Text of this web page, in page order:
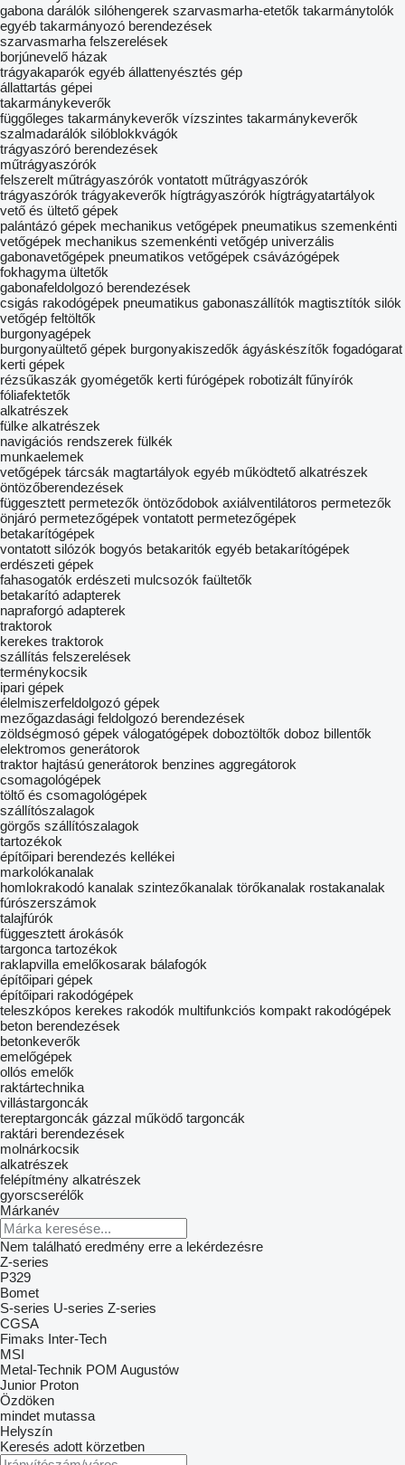
gabona darálók silóhengerek szarvasmarha-etetők takarmánytolók
egyéb takarmányozó berendezések
szarvasmarha felszerelések
borjúnevelő házak
trágyakaparók egyéb állattenyésztés gép
állattartás gépei
takarmánykeverők
függőleges takarmánykeverők vízszintes takarmánykeverők
szalmadarálók silóblokkvágók
trágyaszóró berendezések
műtrágyaszórók
felszerelt műtrágyaszórók vontatott műtrágyaszórók
trágyaszórók trágyakeverők hígtrágyaszórók hígtrágyatartályok
vető és ültető gépek
palántázó gépek mechanikus vetőgépek pneumatikus szemenkénti
vetőgépek mechanikus szemenkénti vetőgép univerzális
gabonavetőgépek pneumatikos vetőgépek csávázógépek
fokhagyma ültetők
gabonafeldolgozó berendezések
csigás rakodógépek pneumatikus gabonaszállítók magtisztítók silók
vetőgép feltöltők
burgonyagépek
burgonyaültető gépek burgonyakiszedők ágyáskészítők fogadógarat
kerti gépek
rézsűkaszák gyomégetők kerti fúrógépek robotizált fűnyírók
fóliafektetők
alkatrészek
fülke alkatrészek
navigációs rendszerek fülkék
munkaelemek
vetőgépek tárcsák magtartályok egyéb működtető alkatrészek
öntözőberendezések
függesztett permetezők öntöződobok axiálventilátoros permetezők
önjáró permetezőgépek vontatott permetezőgépek
betakarítógépek
vontatott silózók bogyós betakaritók egyéb betakarítógépek
erdészeti gépek
fahasogatók erdészeti mulcsozók faültetők
betakarító adapterek
napraforgó adapterek
traktorok
kerekes traktorok
szállítás felszerelések
terménykocsik
ipari gépek
élelmiszerfeldolgozó gépek
mezőgazdasági feldolgozó berendezések
zöldségmosó gépek válogatógépek doboztöltők doboz billentők
elektromos generátorok
traktor hajtású generátorok benzines aggregátorok
csomagológépek
töltő és csomagológépek
szállítószalagok
görgős szállítószalagok
tartozékok
építőipari berendezés kellékei
markolókanalak
homlokrakodó kanalak szintezőkanalak törőkanalak rostakanalak
fúrószerszámok
talajfúrók
függesztett árokásók
targonca tartozékok
raklapvilla emelőkosarak bálafogók
építőipari gépek
építőipari rakodógépek
teleszkópos kerekes rakodók multifunkciós kompakt rakodógépek
beton berendezések
betonkeverők
emelőgépek
ollós emelők
raktártechnika
villástargoncák
tereptargoncák gázzal működő targoncák
raktári berendezések
molnárkocsik
alkatrészek
felépítmény alkatrészek
gyorscserélők
Márkanév
Nem található eredmény erre a lekérdezésre
Z-series
P329
Bomet
S-series U-series Z-series
CGSA
Fimaks Inter-Tech
MSI
Metal-Technik POM Augustów
Junior Proton
Özdöken
mindet mutassa
Helyszín
Keresés adott körzetben